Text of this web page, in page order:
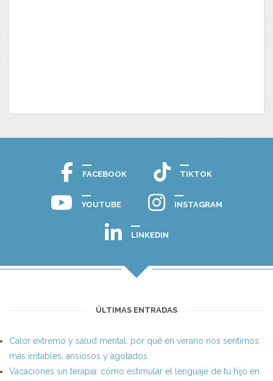
FACEBOOK TIKTOK
YOUTUBE INSTAGRAM
LINKEDIN
ÚLTIMAS ENTRADAS
Calor extremo y salud mental: por qué en verano nos sentimos
más irritables, ansiosos y agotados
Vacaciones sin terapia: cómo estimular el lenguaje de tu hijo en